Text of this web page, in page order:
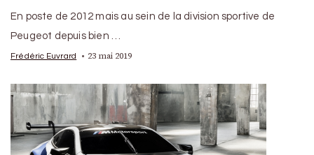
En poste de 2012 mais au sein de la division sportive de
Peugeot depuis bien …
Frédéric Euvrard 23 mai 2019